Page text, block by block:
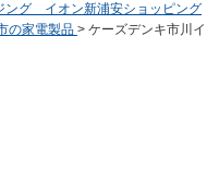
ング イオン新浦安ショッピング
の家電製品 > ケーズデンキ市川イ